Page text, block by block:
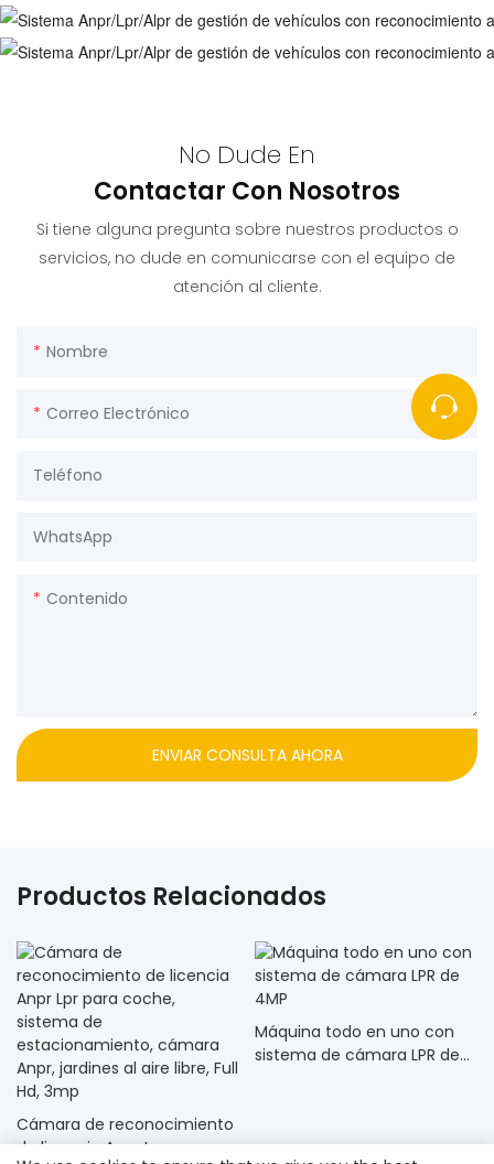
No Dude En
Contactar Con Nosotros
Si tiene alguna pregunta sobre nuestros productos o
servicios, no dude en comunicarse con el equipo de
atención al cliente.
Nombre
Correo Electrónico
Teléfono
WhatsApp
Contenido
ENVIAR CONSULTA AHORA
Productos Relacionados
Cámara de reconocimiento
de licencia Anpr Lpr para
Máquina todo en uno con
sistema de cámara LPR de